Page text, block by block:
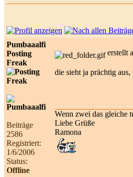
Pumbaaalfi
Posting
Freak
Beiträge
2586
Registriert:
1/6/2006
Status:
Offline
erstellt
die sieht ja prächtig
Wenn zwei das gleiche
Liebe Grüße
Ramona